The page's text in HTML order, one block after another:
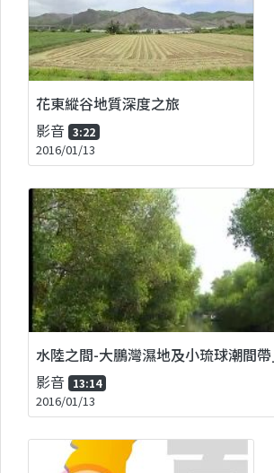
花東縱谷地質深度之旅
影音 3:22
2016/01/13
水陸之間-大鵬灣濕地及小琉球潮間
影音 13:14
2016/01/13